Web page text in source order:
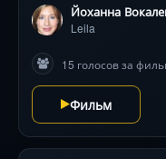
Йоханна
Leila
15 голосов за
Фильм